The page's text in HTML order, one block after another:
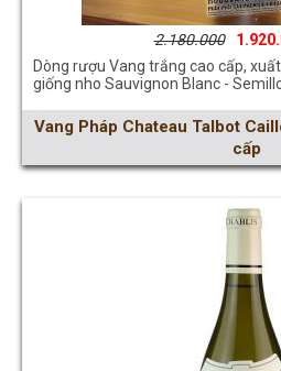
2.180.000
Dòng rượu Vang trắng cao cấp,
giống nho Sauvignon Blanc -
Vang Pháp Chateau Talbot
cấp